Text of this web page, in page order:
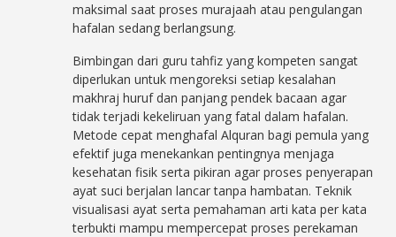
maksimal saat proses murajaah atau pengulangan
hafalan sedang berlangsung.
Bimbingan dari guru tahfiz yang kompeten sangat
diperlukan untuk mengoreksi setiap kesalahan
makhraj huruf dan panjang pendek bacaan agar
tidak terjadi kekeliruan yang fatal dalam hafalan.
Metode cepat menghafal Alquran bagi pemula yang
efektif juga menekankan pentingnya menjaga
kesehatan fisik serta pikiran agar proses penyerapan
ayat suci berjalan lancar tanpa hambatan. Teknik
visualisasi ayat serta pemahaman arti kata per kata
terbukti mampu mempercepat proses perekaman